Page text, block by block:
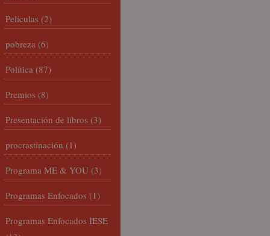
Películas (2)
pobreza (6)
Política (87)
Premios (8)
Presentación de libros (3)
procrastinación (1)
Programa ME & YOU (3)
Programas Enfocados (1)
Programas Enfocados IESE